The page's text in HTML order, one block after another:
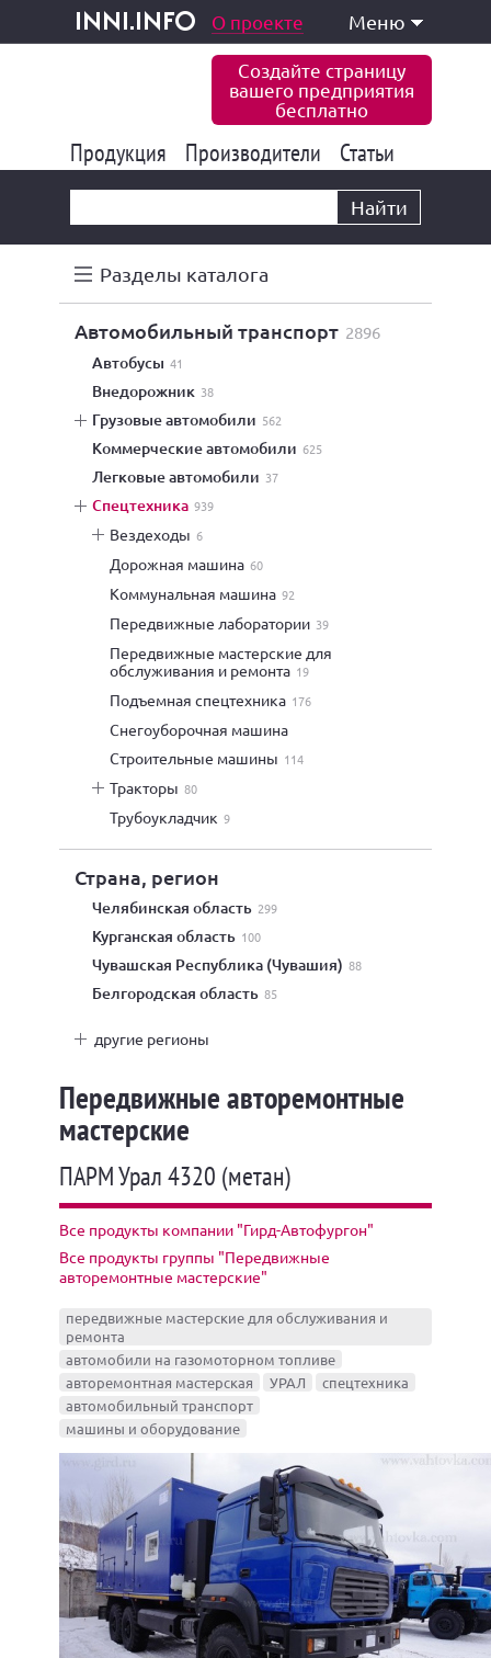
inni.info
и услуги О проекте Меню
Создайте страницу
вашего предприятия
бесплатно
Продукция 177 841
Производители 6 774
Статьи
Найти
Разделы каталога
автомобильный транспорт 2896
автобусы 41
внедорожник 38
грузовые автомобили 562
коммерческие автомобили 625
легковые автомобили 37
спецтехника 939
вездеходы 6
дорожная машина 60
коммунальная машина 92
передвижные лаборатории 39
передвижные мастерские для
обслуживания и ремонта 19
подъемная спецтехника 176
снегоуборочная машина
строительные машины 114
тракторы 80
трубоукладчик 9
Страна, регион
Челябинская область 299
Курганская область 100
Чувашская Республика (Чувашия) 88
Белгородская область 85
другие регионы
Передвижные авторемонтные
мастерские
ПАРМ Урал 4320 (метан)
Все продукты компании "Гирд-Автофургон"
Все продукты группы "Передвижные
авторемонтные мастерские"
передвижные мастерские для обслуживания и
ремонта
автомобили на газомоторном топливе
авторемонтная мастерская
УРАЛ
спецтехника
автомобильный транспорт
машины и оборудование